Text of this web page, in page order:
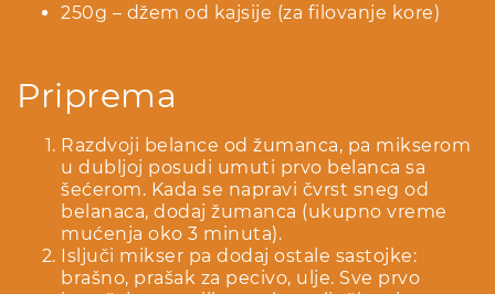
250g – džem od kajsije (za filovanje kore)
Priprema
Razdvoji belance od žumanca, pa mikserom
u dubljoj posudi umuti prvo belanca sa
šećerom. Kada se napravi čvrst sneg od
belanaca, dodaj žumanca (ukupno vreme
mućenja oko 3 minuta).
Isljuči mikser pa dodaj ostale sastojke:
brašno, prašak za pecivo, ulje. Sve prvo